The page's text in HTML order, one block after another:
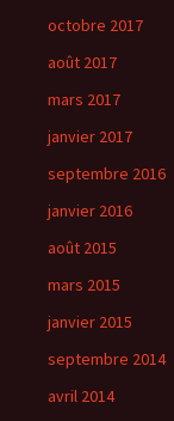
octobre 2017
août 2017
mars 2017
janvier 2017
septembre 2016
janvier 2016
août 2015
mars 2015
janvier 2015
septembre 2014
avril 2014